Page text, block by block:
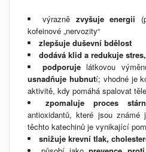
výrazně zvyšuje energii
kofeinové „nervozity“
zlepšuje duševní bdělost
dodává klid a redukuje
podporujelátkovou
usnadňuje hubnutí; vhodné je
aktivitě, kdy pomáhá spalovat
zpomaluje proces
antioxidantů, které jsou
těchto katechinů je vynikající
snižuje krevní tlak,